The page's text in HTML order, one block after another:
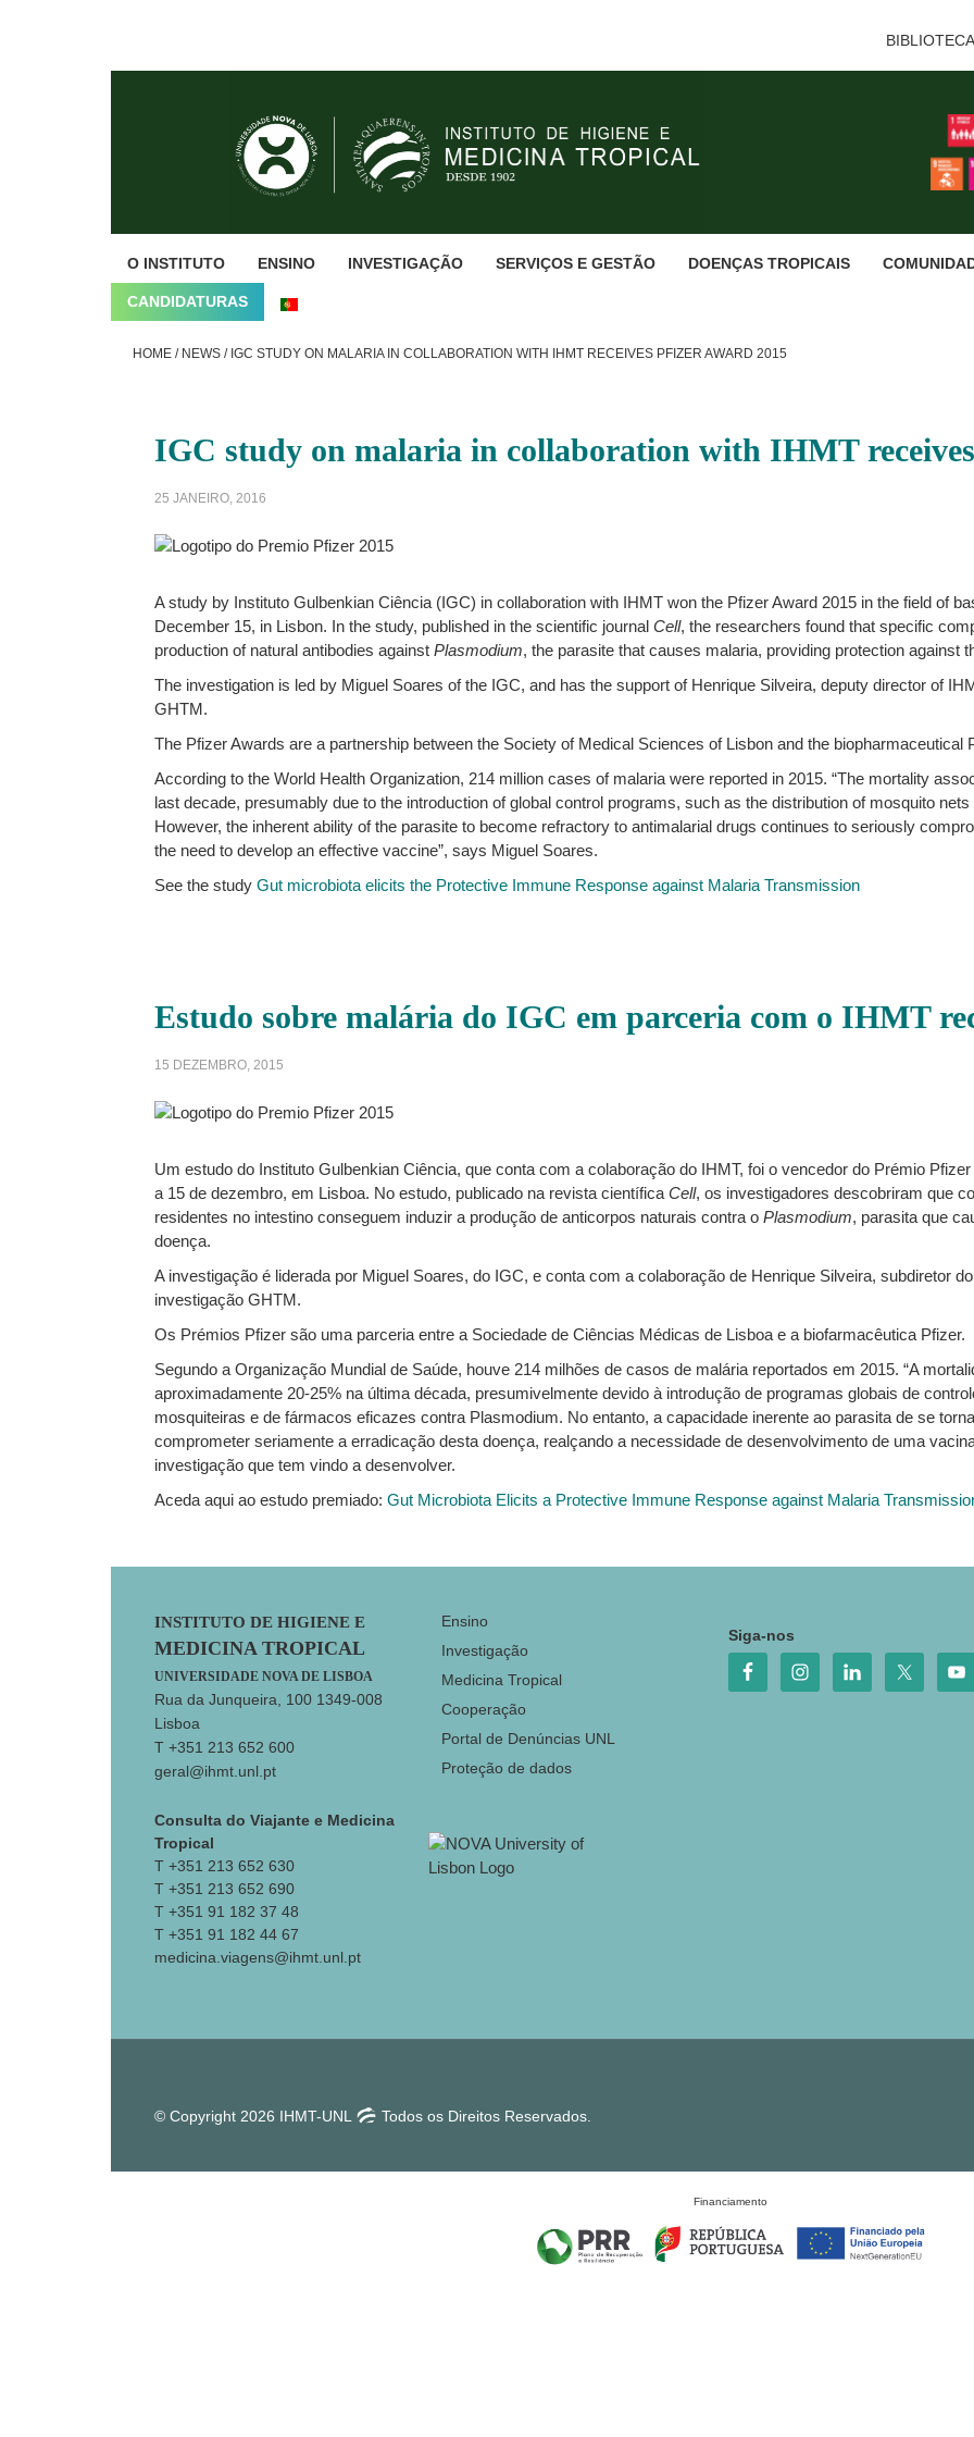
BIBLIOTECA
O INSTITUTO ENSINO INVESTIGAÇÃO SERVIÇOS E GESTÃO DOENÇAS TROPICAIS
CANDIDATURAS
HOME / NEWS /IGC STUDY ON MALARIA IN COLLABORATION WITH IHMT RECEIVES PFIZER AWARD 2015
IGC study on malaria in collaboration with IHMT
25 JANEIRO, 2016
A study by Instituto Gulbenkian Ciência (IGC) in collaboration with IHMT won the Pfizer Award 2015 in the field of
December 15, in Lisbon. In the study, published in the scientific journal Cell, the researchers found that specific
production of natural antibodies against Plasmodium, the parasite that causes malaria, providing protection against
The investigation is led by Miguel Soares of the IGC, and has the support of Henrique Silveira, deputy director of
GHTM.
The Pfizer Awards are a partnership between the Society of Medical Sciences of Lisbon and the biopharmaceutical
According to the World Health Organization, 214 million cases of malaria were reported in 2015. “The mortality
last decade, presumably due to the introduction of global control programs, such as the distribution of mosquito
However, the inherent ability of the parasite to become refractory to antimalarial drugs continues to seriously
the need to develop an effective vaccine”, says Miguel Soares.
See the study Gut microbiota elicits the Protective Immune Response against Malaria Transmission
Estudo sobre malária do IGC em parceria com o IHMT
15 DEZEMBRO, 2015
Um estudo do Instituto Gulbenkian Ciência, que conta com a colaboração do IHMT, foi o vencedor do Prémio
a 15 de dezembro, em Lisboa. No estudo, publicado na revista científica Cell, os investigadores descobriram que
residentes no intestino conseguem induzir a produção de anticorpos naturais contra o Plasmodium, parasita que
doença.
A investigação é liderada por Miguel Soares, do IGC, e conta com a colaboração de Henrique Silveira, subdiretor
investigação GHTM.
Os Prémios Pfizer são uma parceria entre a Sociedade de Ciências Médicas de Lisboa e a biofarmacêutica Pfizer.
Segundo a Organização Mundial de Saúde, houve 214 milhões de casos de malária reportados em 2015. “A
aproximadamente 20-25% na última década, presumivelmente devido à introdução de programas globais de
mosquiteiras e de fármacos eficazes contra Plasmodium. No entanto, a capacidade inerente ao parasita de se
comprometer seriamente a erradicação desta doença, realçando a necessidade de desenvolvimento de uma
investigação que tem vindo a desenvolver.
Aceda aqui ao estudo premiado: Gut Microbiota Elicits a Protective Immune Response against Malaria
Footer
INSTITUTO DE HIGIENE E
MEDICINA TROPICAL
UNIVERSIDADE NOVA DE LISBOA
Rua da Junqueira, 100 1349-008
Lisboa
T +351 213 652 600
geral@ihmt.unl.pt
Consulta do Viajante e Medicina
Tropical
T +351 213 652 630
T +351 213 652 690
T +351 91 182 37 48
T +351 91 182 44 67
medicina.viagens@ihmt.unl.pt
Ensino
Investigação
Medicina Tropical
Cooperação
Portal de Denúncias UNL
Proteção de dados
Siga-nos
© Copyright 2026 IHMT-UNL Todos os Direitos Reservados.
Financiamento